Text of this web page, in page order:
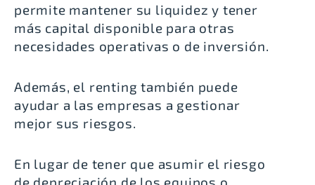
permite mantener su liquidez y tener
más capital disponible para otras
necesidades operativas o de inversión.
Además, el renting también puede
ayudar a las empresas a gestionar
mejor sus riesgos.
En lugar de tener que asumir el riesgo
de depreciación de los equipos o